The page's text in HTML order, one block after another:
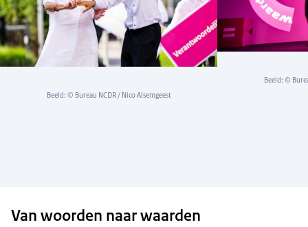
Beeld: © Bureau NCDR / Nico Alsemgeest
Beeld: ©
Van woorden naar waarden